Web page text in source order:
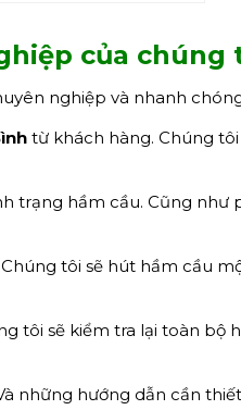
của chúng
nghiệp và nhanh
từ khách hàng. Chúng
trạng hầm cầu. Cũng như
tôi sẽ hút hầm cầu
tôi sẽ kiểm tra lại toàn bộ
những hướng dẫn cần